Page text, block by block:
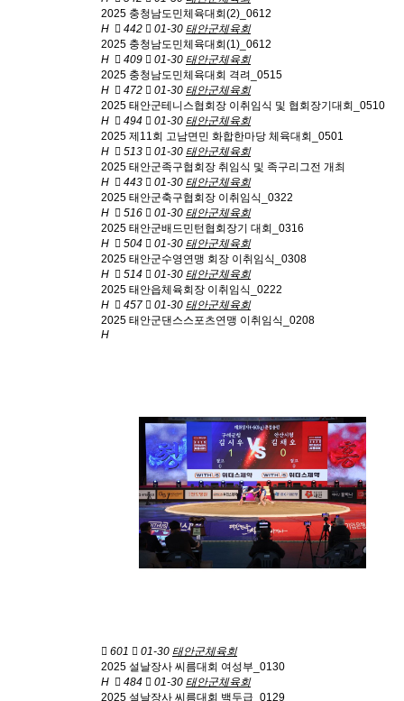
2025 충청남도민체육대회(2)_0612
H
442 01-30 태안군체육회
2025 충청남도민체육대회(1)_0612
H
409 01-30 태안군체육회
2025 충청남도민체육대회 격려_0515
H
472 01-30 태안군체육회
2025 태안군테니스협회장 이취임식 및 협회장기대회_0510
H
494 01-30 태안군체육회
2025 제11회 고남면민 화합한마당 체육대회_0501
H
513 01-30 태안군체육회
2025 태안군족구협회장 취임식 및 족구리그전 개최
H
443 01-30 태안군체육회
2025 태안군축구협회장 이취임식_0322
H
516 01-30 태안군체육회
2025 태안군배드민턴협회장기 대회_0316
H
504 01-30 태안군체육회
2025 태안군수영연맹 회장 이취임식_0308
H
514 01-30 태안군체육회
2025 태안읍체육회장 이취임식_0222
H
457 01-30 태안군체육회
2025 태안군댄스스포츠연맹 이취임식_0208
H
601 01-30 태안군체육회
2025 설날장사 씨름대회 여성부_0130
H
484 01-30 태안군체육회
2025 설날장사 씨름대회 백두급_0129